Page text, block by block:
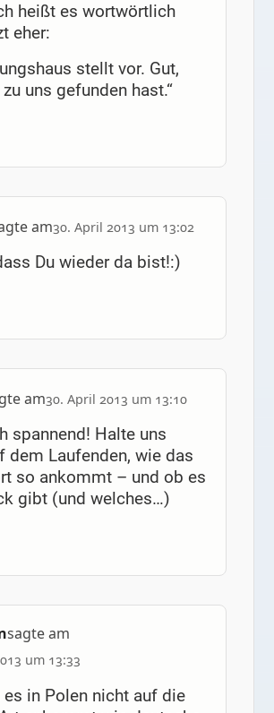
heißt es wortwörtlich
eher:
stellt vor. Gut,
uns gefunden hast.“
am30. April 2013 um 13:02
Du wieder da bist!:)
am30. April 2013 um 13:10
spannend! Halte uns
dem Laufenden, wie das
so ankommt – und ob es
gibt (und welches…)
sagte am
um 13:33
es in Polen nicht auf die